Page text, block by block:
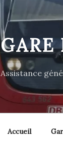
GARE
Assistance
Accueil